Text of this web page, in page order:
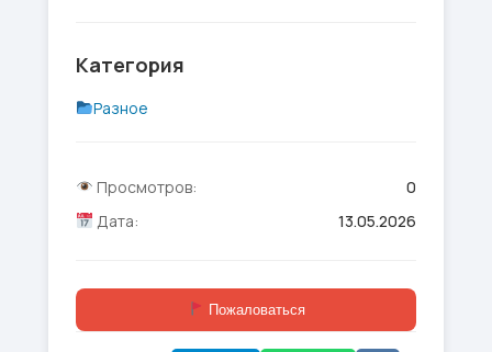
Категория
Разное
Просмотров:
0
Дата:
13.05.2026
Пожаловаться